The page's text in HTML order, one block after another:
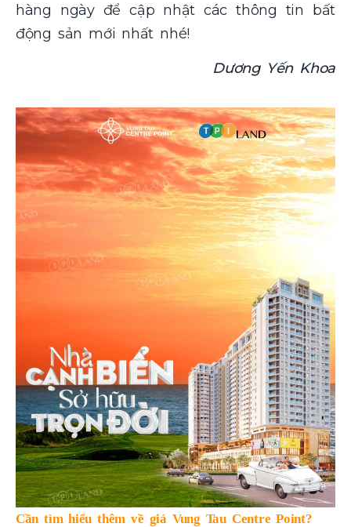
hàng ngày để cập nhật các thông tin bất
động sản mới nhất nhé!
Dương Yến Khoa
Cần tìm hiểu thêm về giá Vung Tau Centre Point?